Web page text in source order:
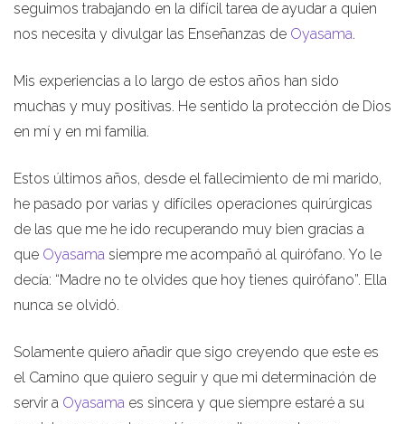
seguimos trabajando en la difícil tarea de ayudar a quien
nos necesita y divulgar las Enseñanzas de Oyasama.
Mis experiencias a lo largo de estos años han sido
muchas y muy positivas. He sentido la protección de Dios
en mí y en mi familia.
Estos últimos años, desde el fallecimiento de mi marido,
he pasado por varias y difíciles operaciones quirúrgicas
de las que me he ido recuperando muy bien gracias a
que Oyasama siempre me acompañó al quirófano. Yo le
decía: “Madre no te olvides que hoy tienes quirófano”. Ella
nunca se olvidó.
Solamente quiero añadir que sigo creyendo que este es
el Camino que quiero seguir y que mi determinación de
servir a Oyasama es sincera y que siempre estaré a su